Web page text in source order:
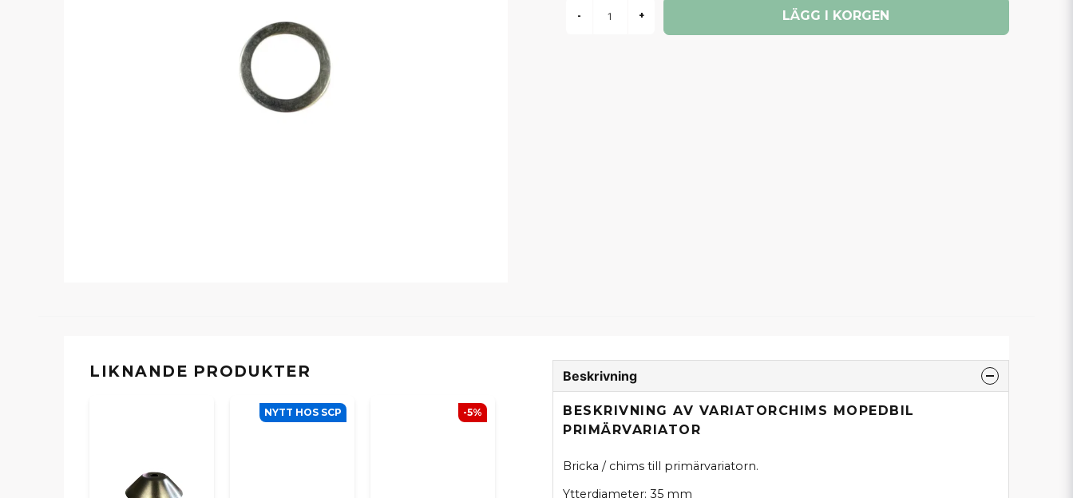
- + LÄGG I KORGEN
LIKNANDE PRODUKTER
NYTT HOS SCP -5%
Beskrivning
BESKRIVNING AV VARIATORCHIMS MOPEDBIL
PRIMÄRVARIATOR
Bricka / chims till primärvariatorn.
Ytterdiameter: 35 mm